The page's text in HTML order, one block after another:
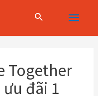
Main
Menu
Together
đãi 1